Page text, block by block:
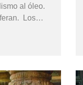
al óleo.
Los
belleza